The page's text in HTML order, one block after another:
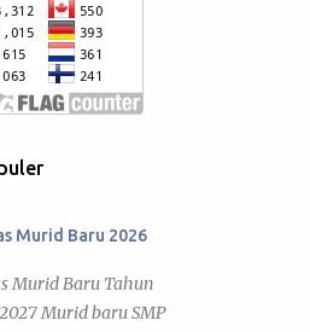
Murid Baru 2026
Murid Baru Tahun
Murid baru SMP